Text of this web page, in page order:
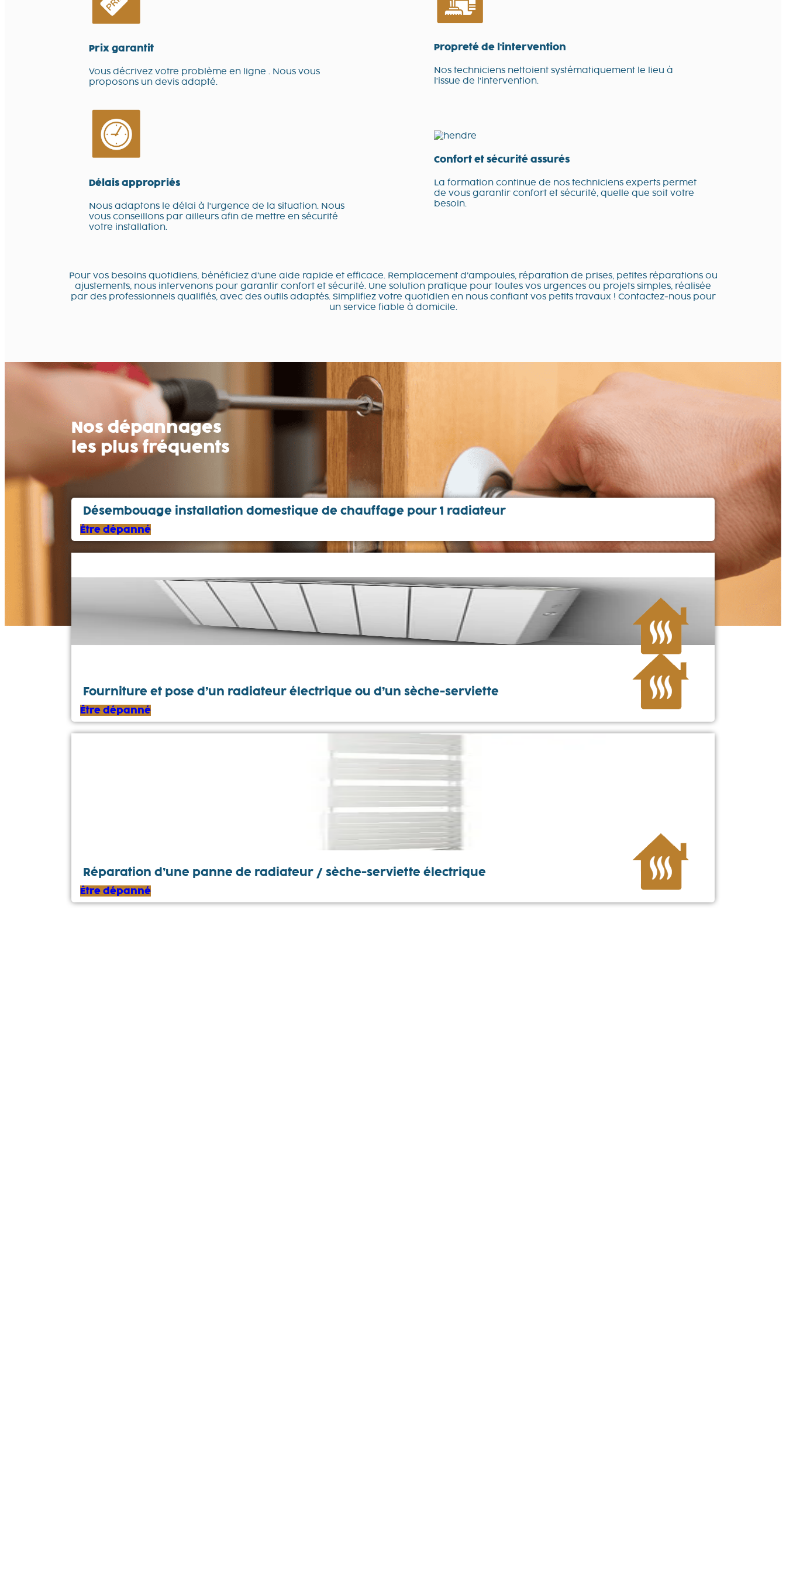
Prix garantit
Vous décrivez votre problème en ligne . Nous vous
proposons un devis adapté.
Propreté de l'intervention
Nos techniciens nettoient systématiquement le lieu à
l'issue de l'intervention.
Délais appropriés
Nous adaptons le délai à l'urgence de la situation. Nous
vous conseillons par ailleurs afin de mettre en sécurité
votre installation.
Confort et sécurité assurés
La formation continue de nos techniciens experts permet
de vous garantir confort et sécurité, quelle que soit votre
besoin.
Pour vos besoins quotidiens, bénéficiez d’une aide rapide et efficace. Remplacement d’ampoules, réparation de prises, petites réparations ou
ajustements, nous intervenons pour garantir confort et sécurité. Une solution pratique pour toutes vos urgences ou projets simples, réalisée
par des professionnels qualifiés, avec des outils adaptés. Simplifiez votre quotidien en nous confiant vos petits travaux ! Contactez-nous pour
un service fiable à domicile.
Nos dépannages
les plus fréquents
Désembouage installation domestique de chauffage pour 1 radiateur
Être dépanné
Fourniture et pose d’un radiateur électrique ou d’un sèche-serviette
Être dépanné
Réparation d’une panne de radiateur / sèche-serviette électrique
Être dépanné